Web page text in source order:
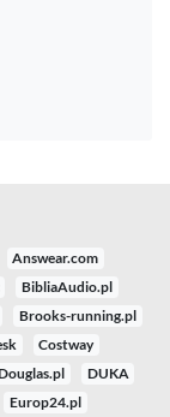
Answear.com
BibliaAudio.pl
Brooks-running.pl
Costway
DUKA
Europ24.pl